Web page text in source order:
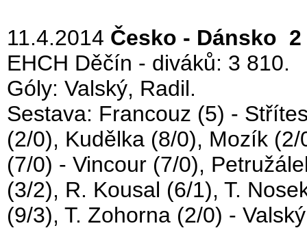
11.4.2014 Česko - Dánsko 2
EHCH Děčín - diváků: 3 810.
Góly: Valský, Radil.
Sestava: Francouz (5) -
(2/0), Kudělka (8/0), Mozík
(7/0) - Vincour (7/0),
(3/2), R. Kousal (6/1), T.
(9/3), T. Zohorna (2/0) -